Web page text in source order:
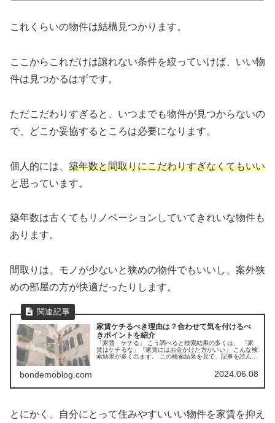
これくらいの物件は結構見つかります。
ここからこれだけは譲れない条件を絞っていけば、いい物
件は見つかるはずです。
ただこだわりすぎると、いつまでも物件が見つからないの
で、どこか妥協するところは必要になります。
個人的には、 築年数と間取りにこだわりすぎなくてもいい
と思っています。
築年数は古くてもリノベーションしていてきれいな物件も
あります。
間取りは、モノが少ないと狭めの物件でもいいし、案外狭
めの部屋の方が快適だったりします。
家賃ケチるべき理由は？合わせて気を付けるべ
きポイントを紹介
「家賃 ケチる」 こう調べると検索結果の多くは、 「家
賃はケチるな」「家賃にはお金かけた方がいい」 こんな検
索結果が多く出ます。 この検索結果を見て、記事を読んで
んだ」 こう思う人は多いはずです。 ただ、ちょっとだけ
待ってください。 家賃は毎月固定で発生する費用になる
あなたが毎日頑張って稼いだお金で、その家賃を支払うこ
費にも大きな割合を占めます。 今回は家賃をケチるべきな
のか、気を付ける点はあるのかについて解説してきます。
bondemoblog.com 2024.06.08
とにかく、自分にとって住みやすいいい物件を家賃を抑え